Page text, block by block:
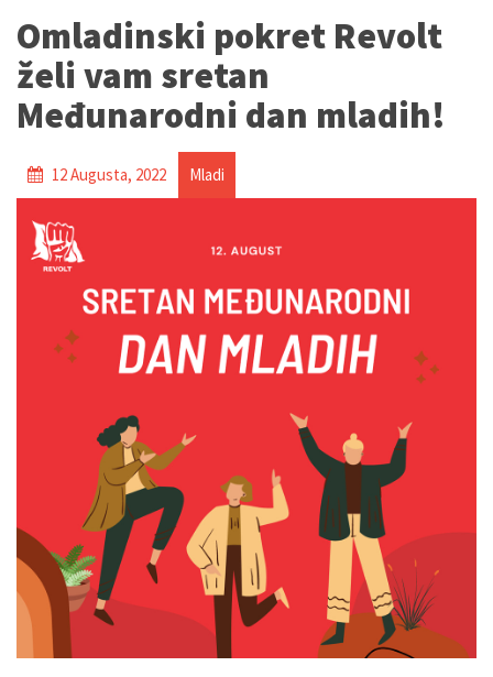
Omladinski pokret Revolt
želi vam sretan
Međunarodni dan mladih!
12 Augusta, 2022 Mladi